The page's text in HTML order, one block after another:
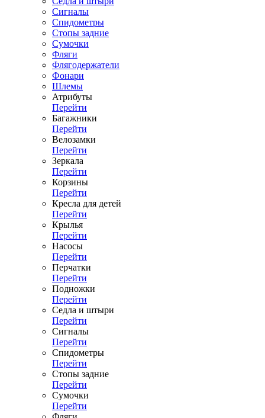
Сигналы
Спидометры
Стопы задние
Сумочки
Фляги
Флягодержатели
Фонари
Шлемы
Атрибуты
Перейти
Багажники
Перейти
Велозамки
Перейти
Зеркала
Перейти
Корзины
Перейти
Кресла для детей
Перейти
Крылья
Перейти
Насосы
Перейти
Перчатки
Перейти
Подножки
Перейти
Седла и штыри
Перейти
Сигналы
Перейти
Спидометры
Перейти
Стопы задние
Перейти
Сумочки
Перейти